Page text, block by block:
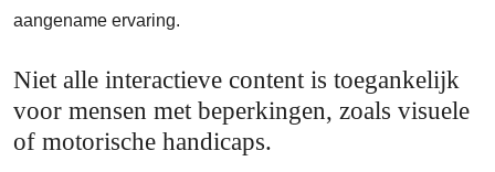
aangename ervaring.
Niet alle interactieve content is toegankelijk
voor mensen met beperkingen, zoals visuele
of motorische handicaps.